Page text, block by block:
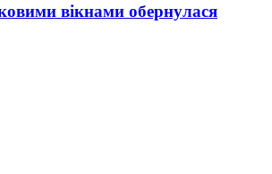
вікнами обернулася